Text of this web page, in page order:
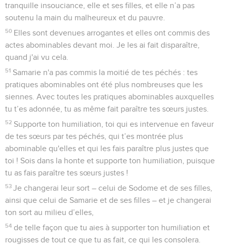
tranquille insouciance, elle et ses filles, et elle n’a pas
soutenu la main du malheureux et du pauvre.
50 Elles sont devenues arrogantes et elles ont commis des
actes abominables devant moi. Je les ai fait disparaître,
quand j'ai vu cela.
51 Samarie n'a pas commis la moitié de tes péchés : tes
pratiques abominables ont été plus nombreuses que les
siennes. Avec toutes les pratiques abominables auxquelles
tu t’es adonnée, tu as même fait paraître tes sœurs justes.
52 Supporte ton humiliation, toi qui es intervenue en faveur
de tes sœurs par tes péchés, qui t’es montrée plus
abominable qu'elles et qui les fais paraître plus justes que
toi ! Sois dans la honte et supporte ton humiliation, puisque
tu as fais paraître tes sœurs justes !
53 Je changerai leur sort – celui de Sodome et de ses filles,
ainsi que celui de Samarie et de ses filles – et je changerai
ton sort au milieu d’elles,
54 de telle façon que tu aies à supporter ton humiliation et
rougisses de tout ce que tu as fait, ce qui les consolera.